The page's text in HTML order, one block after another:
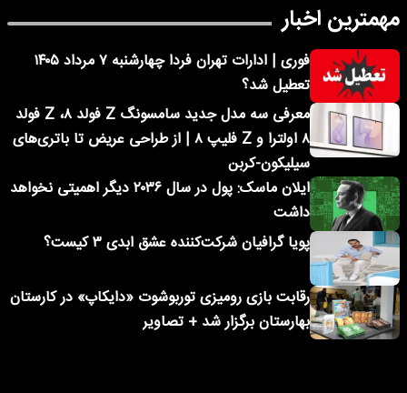
مهمترین اخبار
فوری | ادارات تهران فردا چهارشنبه ۷ مرداد ۱۴۰۵
تعطیل شد؟
معرفی سه مدل جدید سامسونگ Z فولد ۸، Z فولد
۸ اولترا و Z فلیپ ۸ | از طراحی عریض تا باتری‌های
سیلیکون-کربن
ایلان ماسک: پول در سال ۲۰۳۶ دیگر اهمیتی نخواهد
داشت
پویا گرافیان شرکت‌کننده عشق ابدی ۳ کیست؟
رقابت بازی رومیزی توربوشوت «دایکاپ» در کارستان
بهارستان برگزار شد + تصاویر